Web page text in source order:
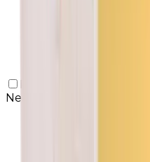
Necesidades